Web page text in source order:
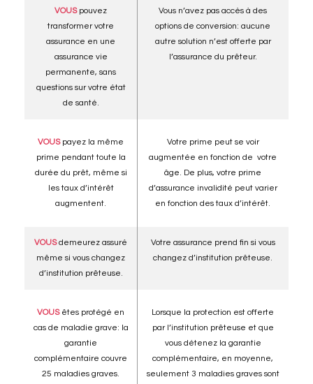
VOUSpouvez
transformer votre
assurance en une
assurance vie
permanente, sans
questions sur votre état
de santé.
Vous n’avez pas accès à des
options de conversion: aucune
autre solution n’est offerte par
l’assurance du prêteur.
VOUSpayez la même
prime pendant toute la
durée du prêt, même si
les taux d’intérêt
augmentent.
Votre prime peut se voir
augmentée en fonction de votre
âge. De plus, votre prime
d’assurance invalidité peut varier
en fonction des taux d’intérêt.
VOUSdemeurez assuré
même si vous changez
d’institution prêteuse.
Votre assurance prend fin si vous
changez d’institution prêteuse.
VOUSêtes protégé en
cas de maladie grave: la
garantie
complémentaire couvre
25 maladies graves.
Lorsque la protection est offerte
par l’institution prêteuse et que
vous détenez la garantie
complémentaire, en moyenne,
seulement 3 maladies graves sont